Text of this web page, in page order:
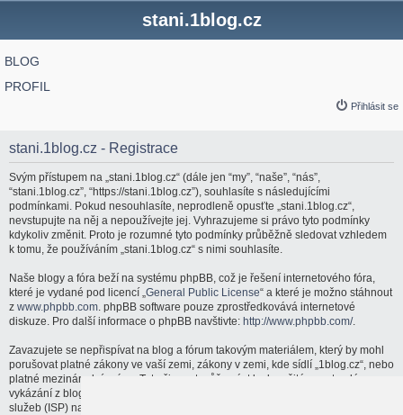
stani.1blog.cz
BLOG
PROFIL
Přihlásit se
stani.1blog.cz - Registrace
Svým přístupem na „stani.1blog.cz“ (dále jen “my”, “naše”, “nás”,
“stani.1blog.cz”, “https://stani.1blog.cz”), souhlasíte s následujícími
podmínkami. Pokud nesouhlasíte, neprodleně opusťte „stani.1blog.cz“,
nevstupujte na něj a nepoužívejte jej. Vyhrazujeme si právo tyto podmínky
kdykoliv změnit. Proto je rozumné tyto podmínky průběžně sledovat vzhledem
k tomu, že používáním „stani.1blog.cz“ s nimi souhlasíte.
Naše blogy a fóra beží na systému phpBB, což je řešení internetového fóra,
které je vydané pod licencí „General Public License“ a které je možno stáhnout
z www.phpbb.com. phpBB software pouze zprostředkovává internetové
diskuze. Pro další informace o phpBB navštivte: http://www.phpbb.com/.
Zavazujete se nepřispívat na blog a fórum takovým materiálem, který by mohl
porušovat platné zákony ve vaší zemi, zákony v zemi, kde sídlí „1blog.cz“, nebo
platné mezinárodní právo. Tato činnost může vést k okamžitému a trvalému
vykázání z blogu a fóra a/nebo upozornění vašeho poskytovatele internetových
služeb (ISP) na vaši činnost, pokud bude uznáno za nutné. IP adresy všech